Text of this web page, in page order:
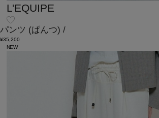
L'EQUIPE
パンツ (ぱんつ) /
¥35,200
NEW